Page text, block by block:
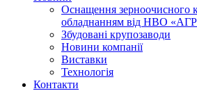
Оснащення зерноочисного
обладнанням від НВО
Збудовані крупозаводи
Новини компанії
Виставки
Технологія
Контакти